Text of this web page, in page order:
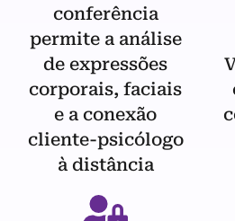
conferência
permite a análise
de expressões
corporais, faciais
e a conexão
cliente-psicólogo
à distância